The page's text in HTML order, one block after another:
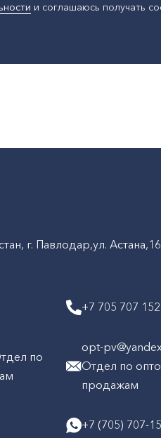
и соглашаюсь получать
г. Павлодар,ул.
+7 705 707
по
opt-
Отдел по
продажам
+7 (705) 707-